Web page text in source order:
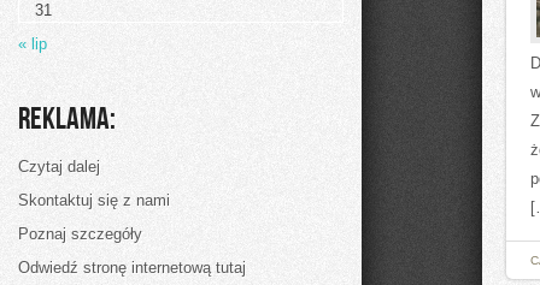
31
« lip
Reklama:
Czytaj dalej
Skontaktuj się z nami
Poznaj szczegóły
Odwiedź stronę internetową tutaj